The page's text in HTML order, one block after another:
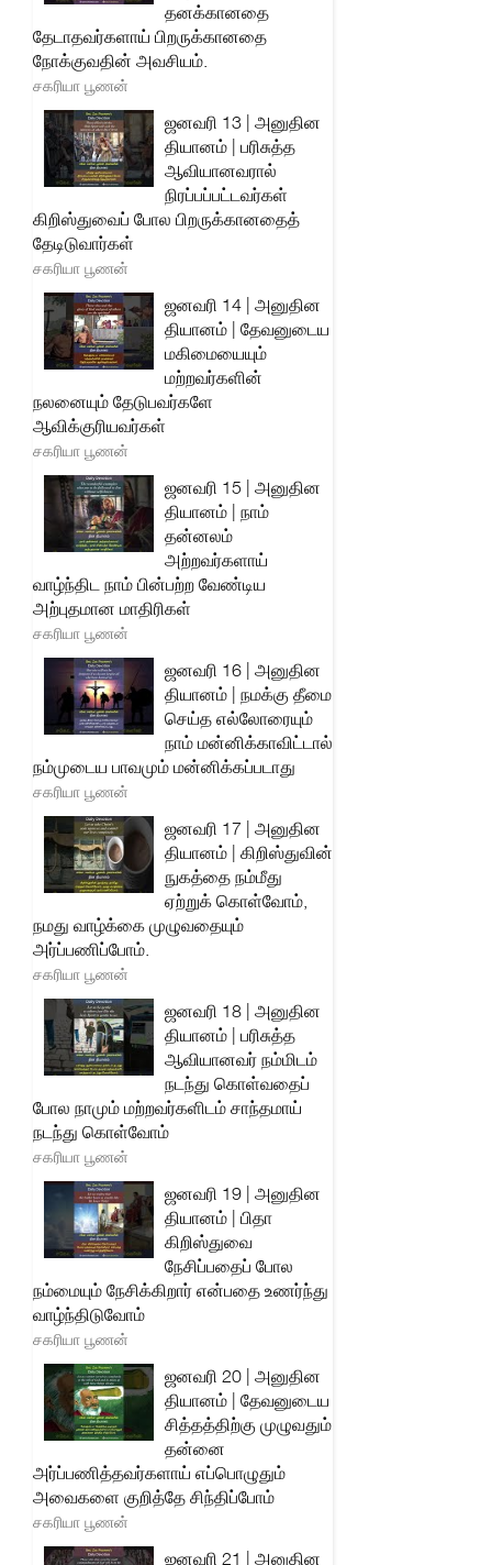
தனக்கானதை
தேடாதவர்களாய் பிறருக்கானதை
நோக்குவதின் அவசியம்.
சகரியா பூணன்
ஜனவரி 13 | அனுதின
தியானம் | பரிசுத்த
ஆவியானவரால்
நிரப்பப்பட்டவர்கள்
கிறிஸ்துவைப் போல பிறருக்கானதைத்
தேடிடுவார்கள்
சகரியா பூணன்
ஜனவரி 14 | அனுதின
தியானம் | தேவனுடைய
மகிமையையும்
மற்றவர்களின்
நலனையும் தேடுபவர்களே
ஆவிக்குரியவர்கள்
சகரியா பூணன்
ஜனவரி 15 | அனுதின
தியானம் | நாம்
தன்னலம்
அற்றவர்களாய்
வாழ்ந்திட நாம் பின்பற்ற வேண்டிய
அற்புதமான மாதிரிகள்
சகரியா பூணன்
ஜனவரி 16 | அனுதின
தியானம் | நமக்கு தீமை
செய்த எல்லோரையும்
நாம் மன்னிக்காவிட்டால்
நம்முடைய பாவமும் மன்னிக்கப்படாது
சகரியா பூணன்
ஜனவரி 17 | அனுதின
தியானம் | கிறிஸ்துவின்
நுகத்தை நம்மீது
ஏற்றுக் கொள்வோம்,
நமது வாழ்க்கை முழுவதையும்
அர்ப்பணிப்போம்.
சகரியா பூணன்
ஜனவரி 18 | அனுதின
தியானம் | பரிசுத்த
ஆவியானவர் நம்மிடம்
நடந்து கொள்வதைப்
போல நாமும் மற்றவர்களிடம் சாந்தமாய்
நடந்து கொள்வோம்
சகரியா பூணன்
ஜனவரி 19 | அனுதின
தியானம் | பிதா
கிறிஸ்துவை
நேசிப்பதைப் போல
நம்மையும் நேசிக்கிறார் என்பதை உணர்ந்து
வாழ்ந்திடுவோம்
சகரியா பூணன்
ஜனவரி 20 | அனுதின
தியானம் | தேவனுடைய
சித்தத்திற்கு முழுவதும்
தன்னை
அர்ப்பணித்தவர்களாய் எப்பொழுதும்
அவைகளை குறித்தே சிந்திப்போம்
சகரியா பூணன்
ஜனவரி 21 | அனுதின